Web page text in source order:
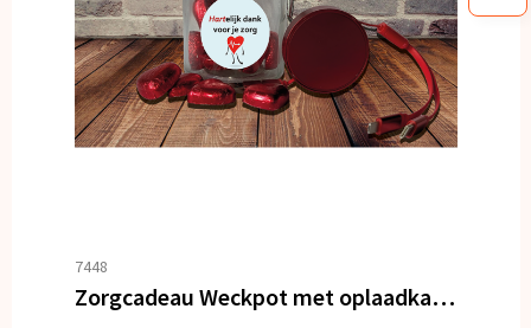
7448
Zorgcadeau Weckpot met oplaadkabel en hartjes